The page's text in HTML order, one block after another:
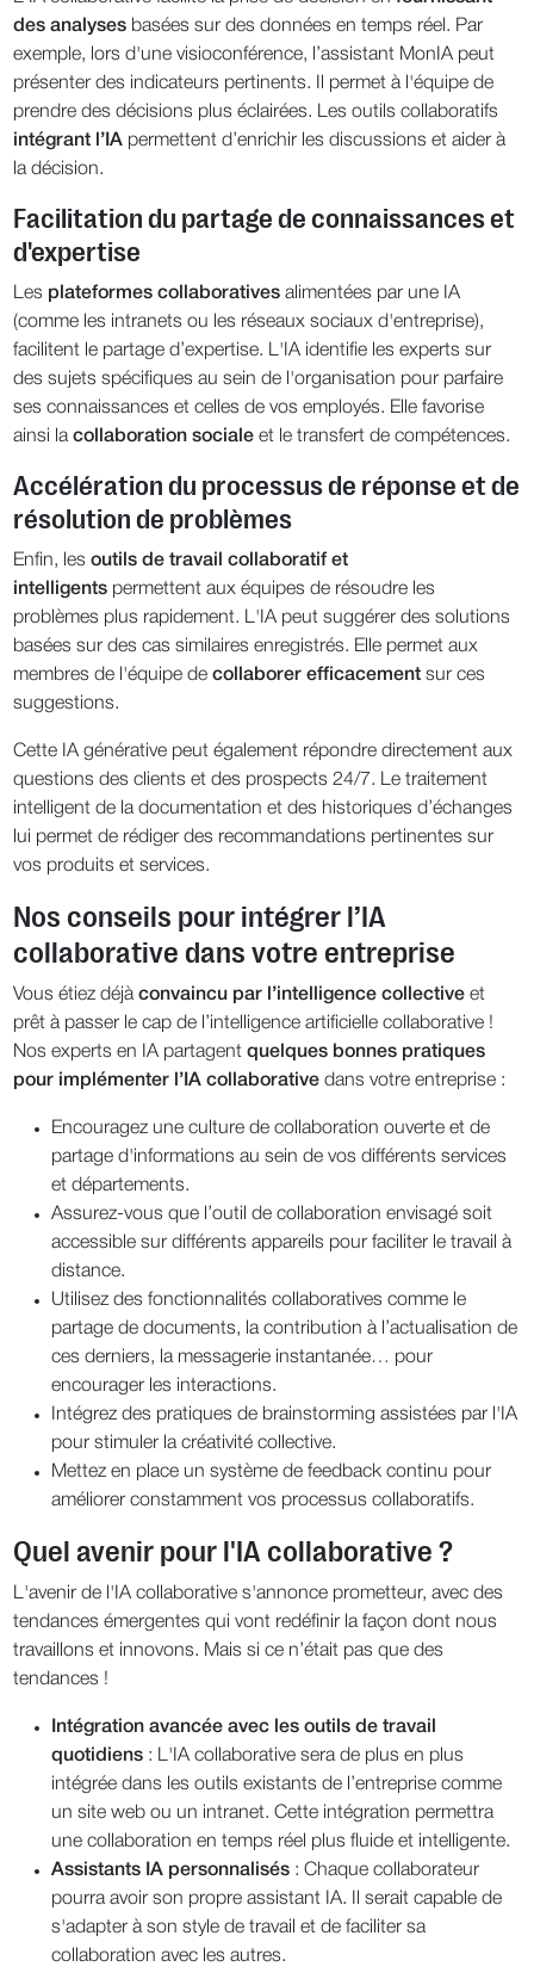
des analyses basées sur des données en temps réel. Par
exemple, lors d'une visioconférence, l’assistant MonIA peut
présenter des indicateurs pertinents. Il permet à l'équipe de
prendre des décisions plus éclairées. Les outils collaboratifs
intégrant l’IA permettent d’enrichir les discussions et aider à
la décision.
Facilitation du partage de connaissances et
d'expertise
Les plateformes collaborativesalimentées par une IA
(comme les intranets ou les réseaux sociaux d'entreprise),
facilitent le partage d’expertise. L'IA identifie les experts sur
des sujets spécifiques au sein de l'organisation pour parfaire
ses connaissances et celles de vos employés. Elle favorise
ainsi lacollaboration sociale et le transfert de compétences.
Accélération du processus de réponse et de
résolution de problèmes
Enfin, lesoutils de travail collaboratif et
intelligents permettent aux équipes de résoudre les
problèmes plus rapidement. L'IA peut suggérer des solutions
basées sur des cas similaires enregistrés. Elle permet aux
membres de l'équipe decollaborer efficacement sur ces
suggestions.
Cette IA générative peut également répondre directement aux
questions des clients et des prospects 24/7. Le traitement
intelligent de la documentation et des historiques d’échanges
lui permet de rédiger des recommandations pertinentes sur
vos produits et services.
Nos conseils pour intégrer l’IA
collaborative dans votre entreprise
Vous étiez déjàconvaincu par l’intelligence collective et
prêt à passer le cap de l’intelligence artificielle collaborative !
Nos experts en IA partagentquelques bonnes pratiques
pour implémenter l’IA collaborative dans votre entreprise :
Encouragez une culture de collaboration ouverte et de
partage d'informations au sein de vos différents services
et départements.
Assurez-vous que l’outil de collaboration envisagé soit
accessible sur différents appareils pour faciliter le travail à
distance.
Utilisez des fonctionnalités collaboratives comme le
partage de documents, la contribution à l’actualisation de
ces derniers, la messagerie instantanée… pour
encourager les interactions.
Intégrez des pratiques de brainstorming assistées par l'IA
pour stimuler la créativité collective.
Mettez en place un système de feedback continu pour
améliorer constamment vos processus collaboratifs.
Quel avenir pour l'IA collaborative ?
L'avenir de l'IA collaborative s'annonce prometteur, avec des
tendances émergentes qui vont redéfinir la façon dont nous
travaillons et innovons. Mais si ce n’était pas que des
tendances !
Intégration avancée avec les outils de travail
quotidiens : L'IA collaborative sera de plus en plus
intégrée dans les outils existants de l’entreprise comme
un site web ou un intranet. Cette intégration permettra
une collaboration en temps réel plus fluide et intelligente.
Assistants IA personnalisés : Chaque collaborateur
pourra avoir son propre assistant IA. Il serait capable de
s'adapter à son style de travail et de faciliter sa
collaboration avec les autres.